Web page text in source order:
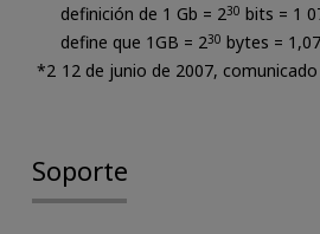
definición de 1 Gb = 230 bits = 1
define que 1GB = 230 bytes =
12 de junio de 2007,
Soporte